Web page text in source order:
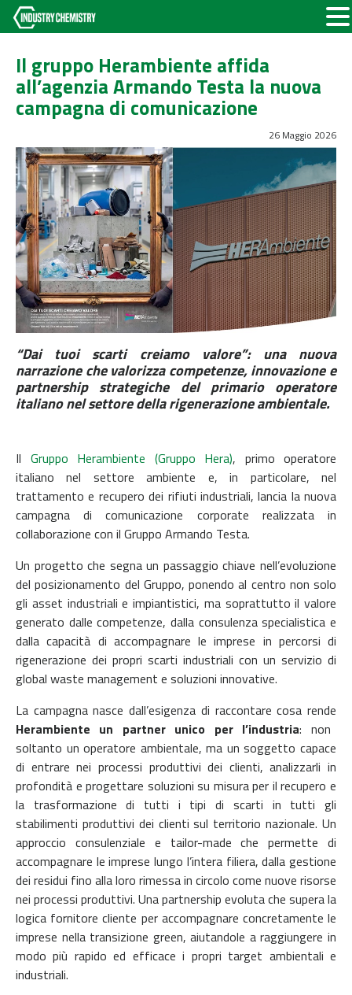
Il gruppo Herambiente affida
all’agenzia Armando Testa la nuova
campagna di comunicazione
26 Maggio 2026
“Dai tuoi scarti creiamo valore”: una nuova
narrazione che valorizza competenze, innovazione e
partnership strategiche del primario operatore
italiano nel settore della rigenerazione ambientale.
Il Gruppo Herambiente (Gruppo Hera), primo operatore
italiano nel settore ambiente e, in particolare, nel
trattamento e recupero dei rifiuti industriali, lancia la nuova
campagna di comunicazione corporate realizzata in
collaborazione con il Gruppo Armando Testa.
Un progetto che segna un passaggio chiave nell’evoluzione
del posizionamento del Gruppo, ponendo al centro non solo
gli asset industriali e impiantistici, ma soprattutto il valore
generato dalle competenze, dalla consulenza specialistica e
dalla capacità di accompagnare le imprese in percorsi di
rigenerazione dei propri scarti industriali con un servizio di
global waste management e soluzioni innovative.
La campagna nasce dall’esigenza di raccontare cosa rende
Herambiente un partner unico per l’industria: non
soltanto un operatore ambientale, ma un soggetto capace
di entrare nei processi produttivi dei clienti, analizzarli in
profondità e progettare soluzioni su misura per il recupero e
la trasformazione di tutti i tipi di scarti in tutti gli
stabilimenti produttivi dei clienti sul territorio nazionale. Un
approccio consulenziale e tailor-made che permette di
accompagnare le imprese lungo l’intera filiera, dalla gestione
dei residui fino alla loro rimessa in circolo come nuove risorse
nei processi produttivi. Una partnership evoluta che supera la
logica fornitore cliente per accompagnare concretamente le
imprese nella transizione green, aiutandole a raggiungere in
modo più rapido ed efficace i propri target ambientali e
industriali.